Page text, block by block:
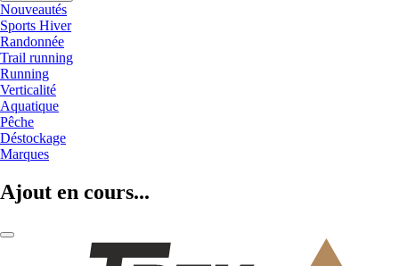
Nouveautés
Sports Hiver
Randonnée
Trail running
Running
Verticalité
Aquatique
Pêche
Déstockage
Marques
Ajout en cours...